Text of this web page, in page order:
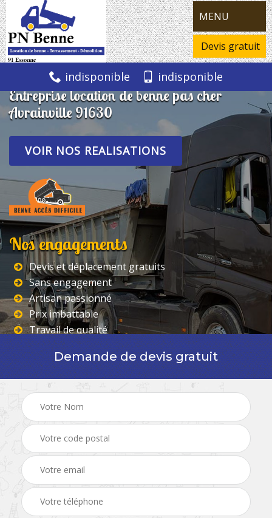
MENU
Devis gratuit
indisponible indisponible
Entreprise location de benne pas cher
Avrainville 91630
VOIR NOS REALISATIONS
Nos engagements
Devis et déplacement gratuits
Sans engagement
Artisan passionné
Prix imbattable
Travail de qualité
Demande de devis gratuit